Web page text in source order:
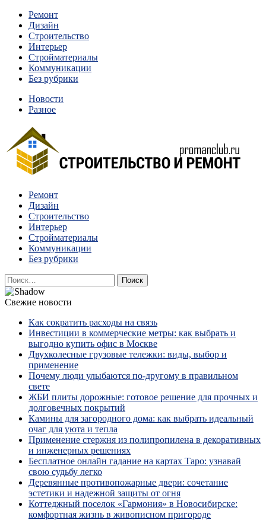
Перейти
содержимому
Ремонт
Дизайн
Строительство
Интерьер
Стройматериалы
Коммуникации
Без рубрики
Новости
Разное
Строительство и ремонт
Квартиры и дома, в которых живут разные люди, очень
отличаются между собой.
Ремонт
Дизайн
Строительство
Интерьер
Стройматериалы
Коммуникации
Без рубрики
Найти:
Свежие новости
Как сократить расходы на связь
Инвестиции в коммерческие метры: как выбрать и
выгодно купить офис в Москве
Двухколесные грузовые тележки: виды, выбор и
применение
Почему люди улыбаются по‑другому в правильном
свете
ЖБИ плиты дорожные: готовое решение для прочных и
долговечных покрытий
Камины для загородного дома: как выбрать идеальный
очаг для уюта и тепла
Применение стержня из полипропилена в декоративных
и инженерных решениях
Бесплатное онлайн гадание на картах Таро: узнавай
свою судьбу легко
Деревянные противопожарные двери: сочетание
эстетики и надежной защиты от огня
Коттеджный поселок «Гармония» в Новосибирске:
комфортная жизнь в живописном пригороде